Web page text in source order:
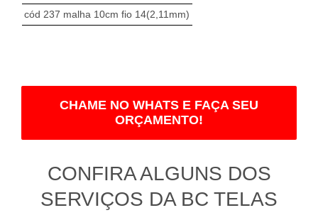
cód 237 malha 10cm fio 14(2,11mm)
CHAME NO WHATS E FAÇA SEU
ORÇAMENTO!
CONFIRA ALGUNS DOS
SERVIÇOS DA BC TELAS